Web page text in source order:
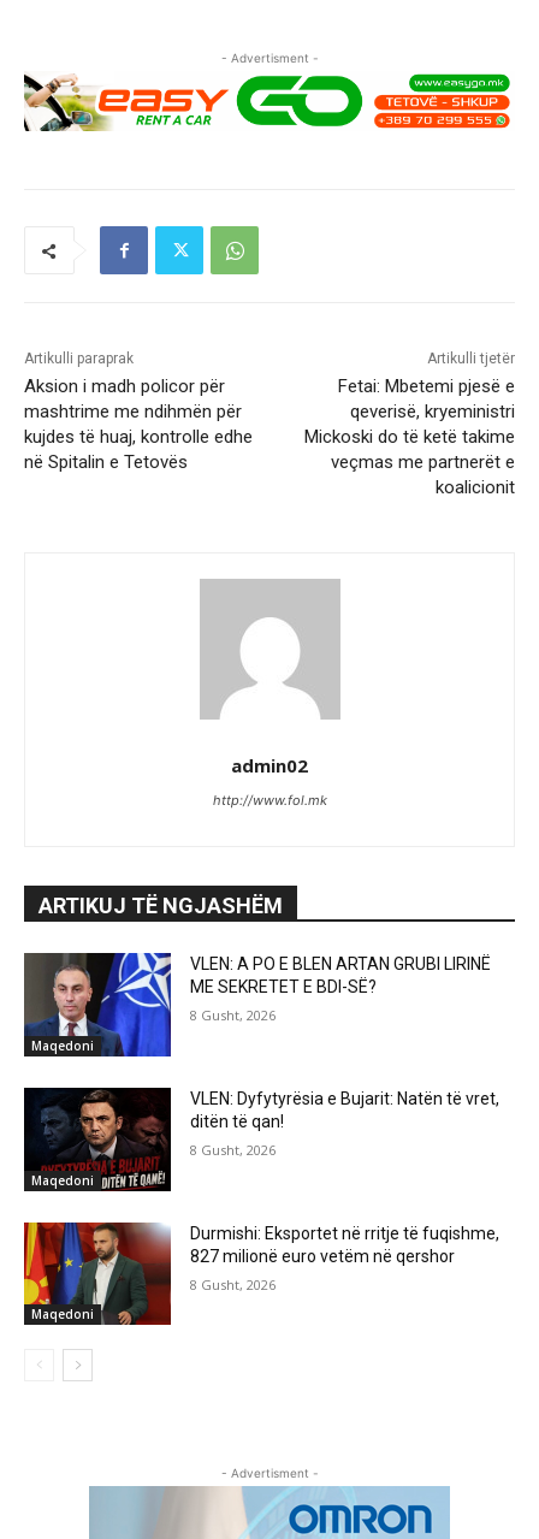
- Advertisment -
Artikulli paraprak
Aksion i madh policor për
mashtrime me ndihmën për
kujdes të huaj, kontrolle edhe
në Spitalin e Tetovës
Artikulli tjetër
Fetai: Mbetemi pjesë e
qeverisë, kryeministri
Mickoski do të ketë takime
veçmas me partnerët e
koalicionit
admin02
http://www.fol.mk
ARTIKUJ TË NGJASHËM
Maqedoni
VLEN: A PO E BLEN ARTAN GRUBI LIRINË
ME SEKRETET E BDI-SË?
8 Gusht, 2026
Maqedoni
VLEN: Dyfytyrësia e Bujarit: Natën të vret,
ditën të qan!
8 Gusht, 2026
Maqedoni
Durmishi: Eksportet në rritje të fuqishme,
827 milionë euro vetëm në qershor
8 Gusht, 2026
- Advertisment -